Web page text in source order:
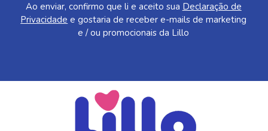
Ao enviar, confirmo que li e aceito sua Declaração de
Privacidade e gostaria de receber e-mails de marketing
e / ou promocionais da Lillo